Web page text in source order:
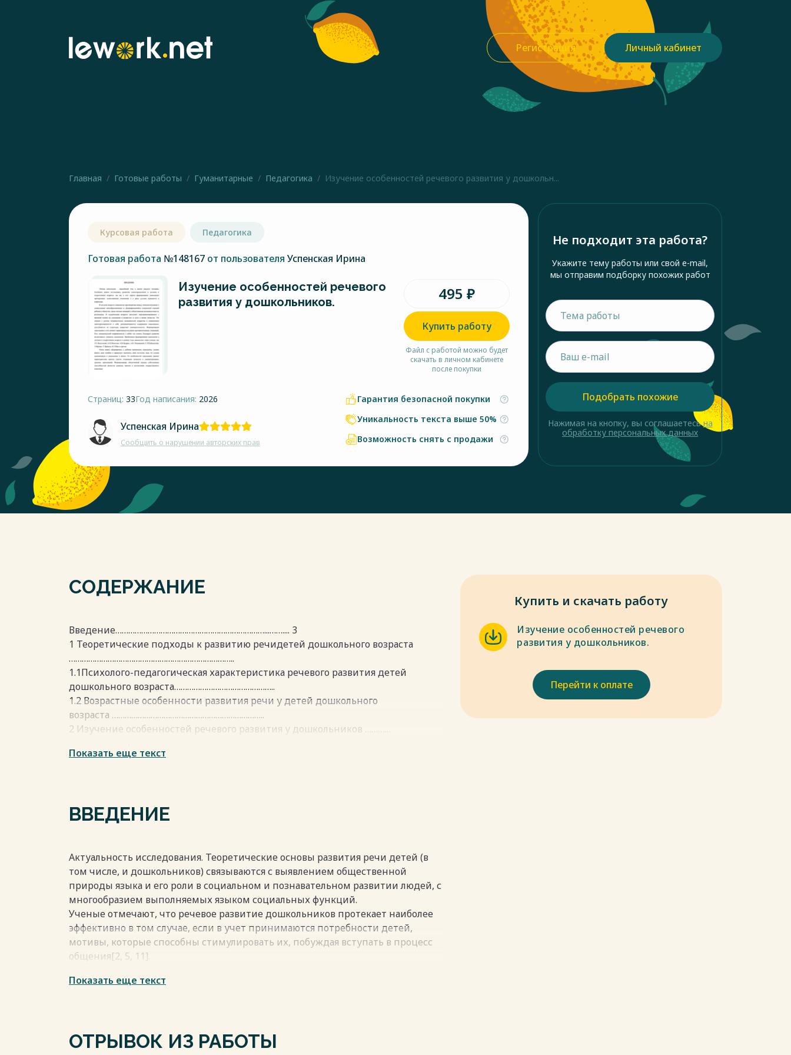
Регистрация Личный кабинет
Главная Готовые работы Гуманитарные Педагогика Изучение особенностей речевого развития у дошкольн...
Курсовая работа Педагогика
Готовая работа №148167 от пользователя Успенская Ирина
Изучение особенностей речевого
развития у дошкольников.
495 ₽
Купить работу
Файл с работой можно будет
скачать в личном кабинете
после покупки
Страниц: 33Год написания: 2026
Успенская Ирина
Сообщить о нарушении авторских прав
Гарантия безопасной покупки
Уникальность текста выше 50%
Возможность снять с продажи
Не подходит эта работа?
Укажите тему работы или свой e-mail,
мы отправим подборку похожих работ
Подобрать похожие
Нажимая на кнопку, вы соглашаетесьна
обработку персональных данных
СОДЕРЖАНИЕ
Введение……………………………………………………………...…….... 3
1 Теоретические подходы к развитию речидетей дошкольного возраста
…………………………………………………………………..
1.1Психолого-педагогическая характеристика речевого развития детей
дошкольного возраста………………………………………..
1.2 Возрастные особенности развития речи у детей дошкольного
возраста ……………………………………………………………..
2 Изучение особенностей речевого развития у дошкольников …………
2.2 Методы речевого развития у детей-дошкольников…….. ………...
6
13
19
19
25
32
34
Весь текст будет доступенпосле покупки
Показать еще текст
ВВЕДЕНИЕ
Актуальность исследования. Теоретические основы развития речи детей (в
том числе, и дошкольников) связываются с выявлением общественной
природы языка и его роли в социальном и познавательном развитии людей, с
многообразием выполняемых языком социальных функций.
Ученые отмечают, что речевое развитие дошкольников протекает наиболее
эффективно в том случае, если в учет принимаются потребности детей,
мотивы, которые способны стимулировать их, побуждая вступать в процесс
общения[2, 5, 11].
когнитивным развитием детей. Это противоречит природе развития
Показать еще текст
ОТРЫВОК ИЗ РАБОТЫ
Купить и скачать работу
Изучение особенностей речевого
развития у дошкольников.
Перейти к оплате